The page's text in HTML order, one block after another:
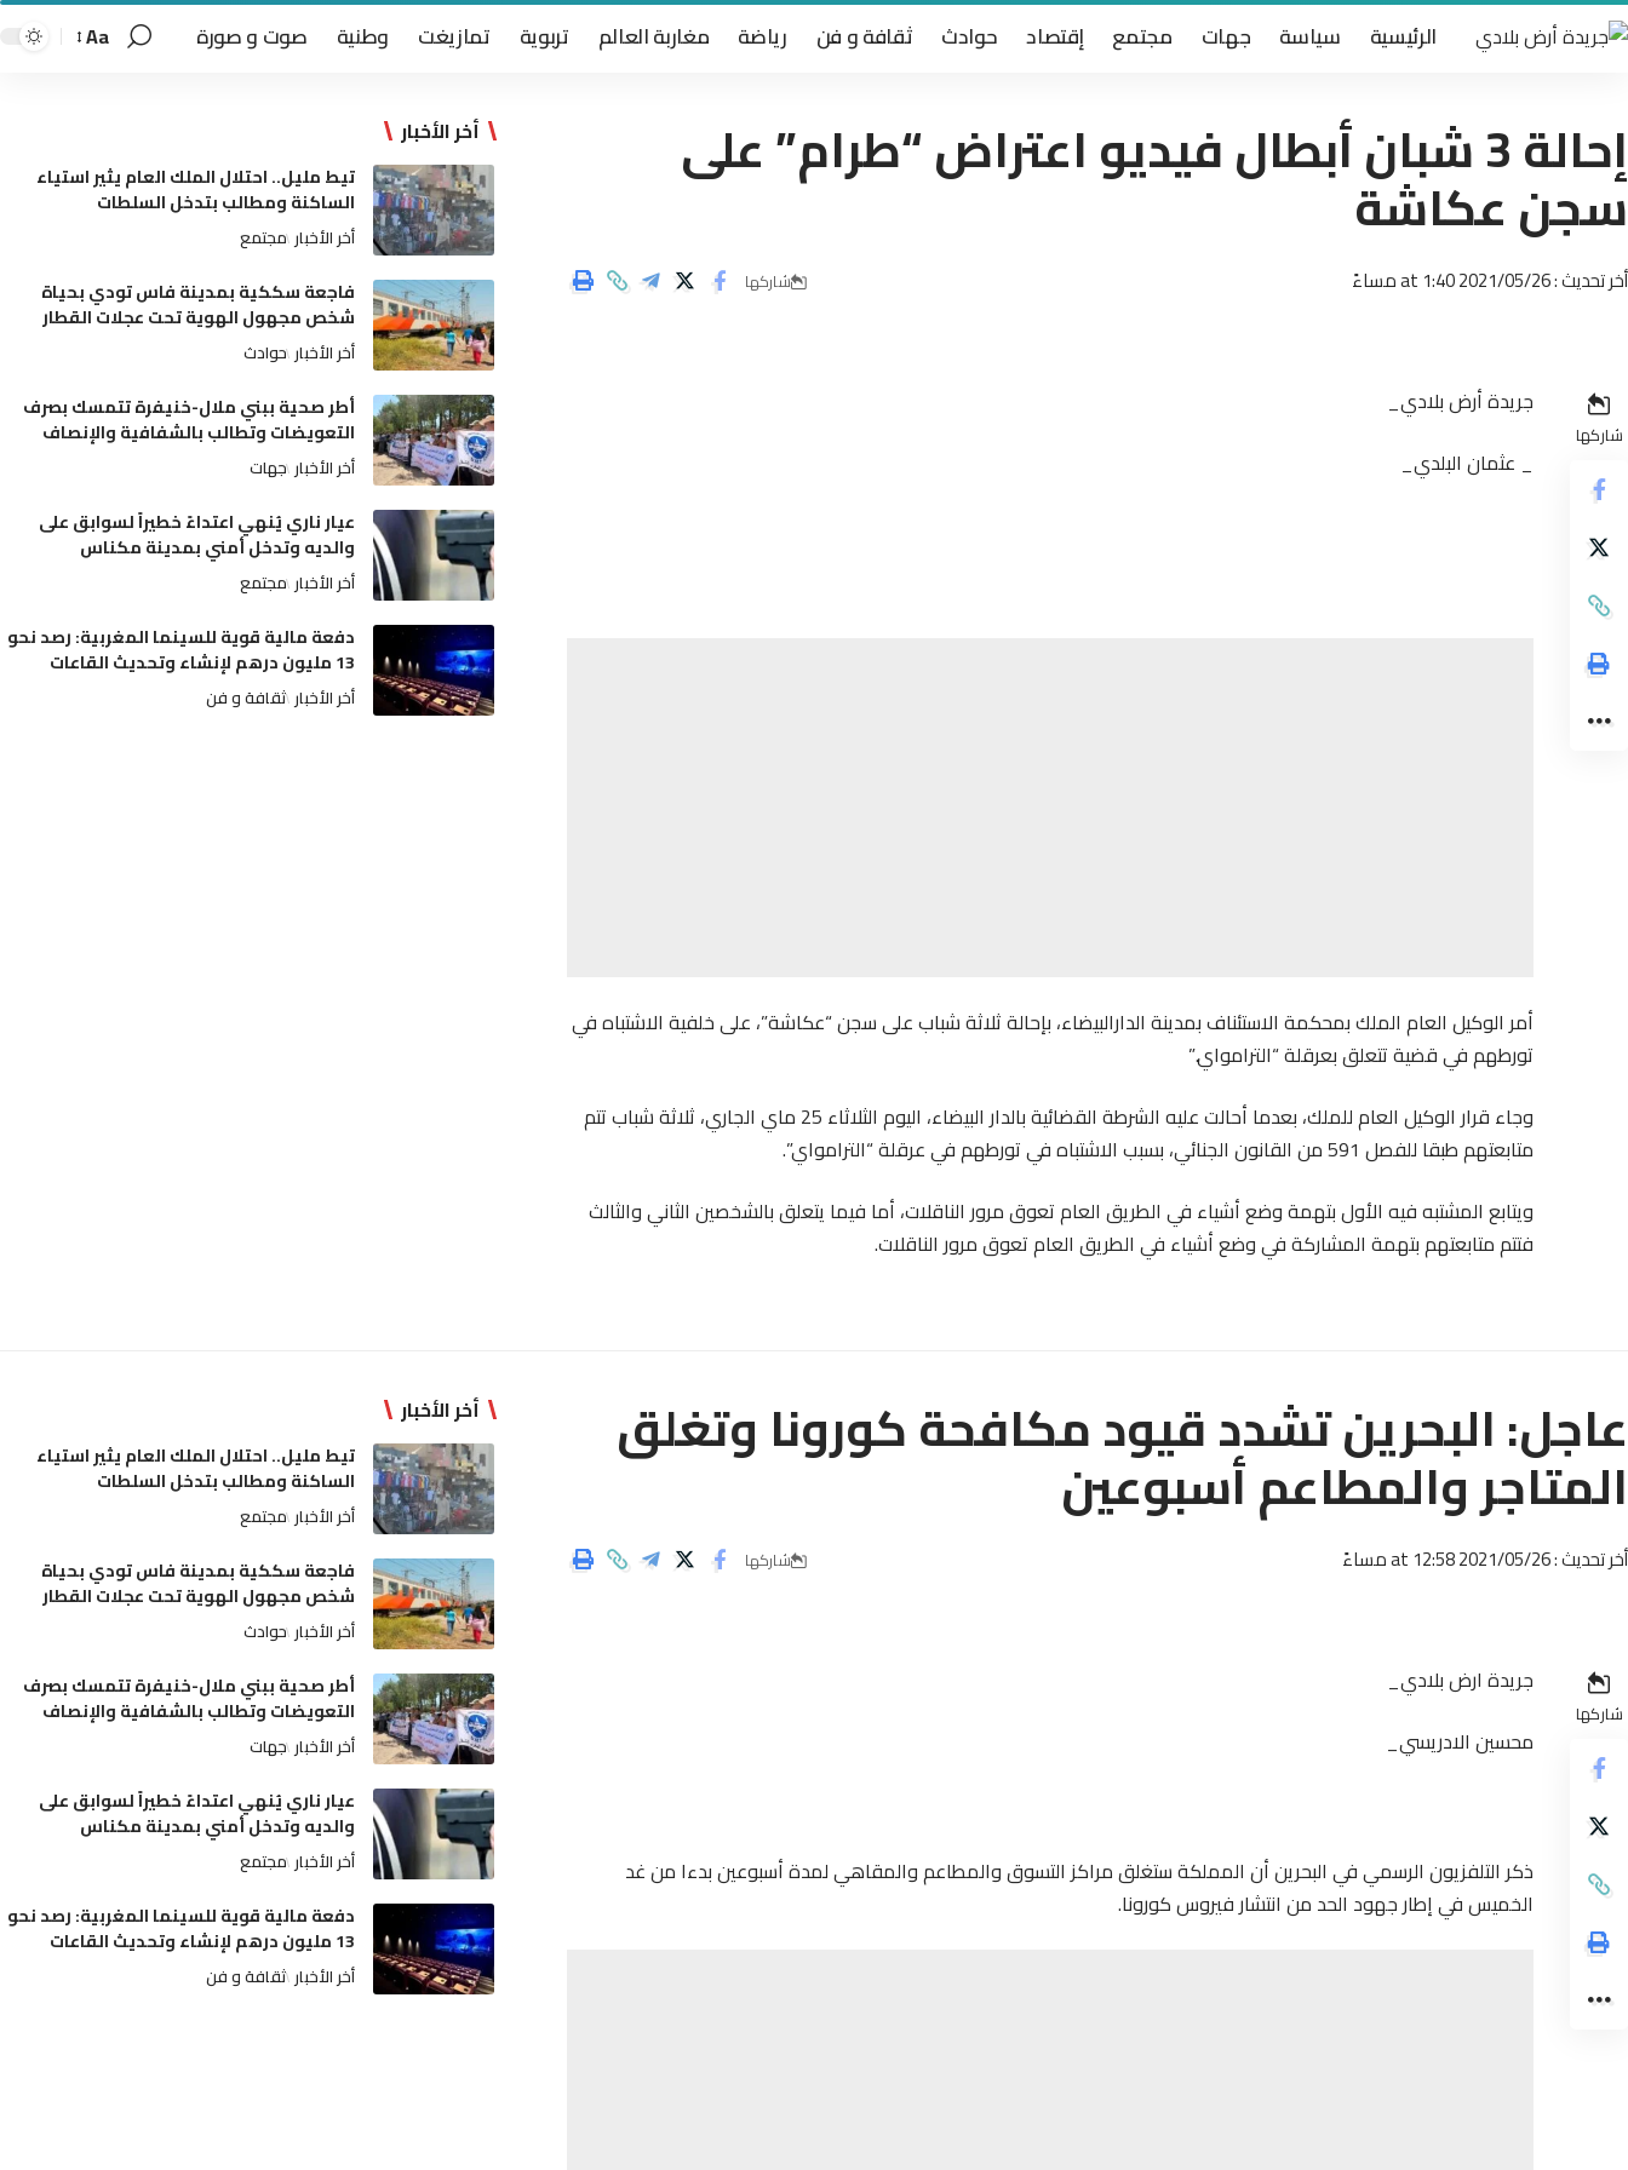
الرئيسية سياسة جهات مجتمع إقتصاد حوادث ثقافة و فن رياضة مغاربة العالم تربوية تمازيغت وطنية صوت و صورة Aa
إحالة 3 شبان أبطال فيديو اعتراض “طرام” على
سجن عكاشة
أخر تحديث : 2021/05/26 at 1:40 مساءً شاركها
شاركها
جريدة أرض بلادي_
_ عثمان البلدي_
أمر الوكيل العام الملك بمحكمة الاستئناف بمدينة الدارالبيضاء، بإحالة ثلاثة شباب على سجن “عكاشة”، على خلفية الاشتباه في
تورطهم في قضية تتعلق بعرقلة “الترامواي.”
وجاء قرار الوكيل العام للملك، بعدما أحالت عليه الشرطة القضائية بالدار البيضاء، اليوم الثلاثاء 25 ماي الجاري، ثلاثة شباب تتم
متابعتهم طبقا للفصل 591 من القانون الجنائي، بسبب الاشتباه في تورطهم في عرقلة “الترامواي”.
ويتابع المشتبه فيه الأول بتهمة وضع أشياء في الطريق العام تعوق مرور الناقلات، أما فيما يتعلق بالشخصين الثاني والثالث
فتتم متابعتهم بتهمة المشاركة في وضع أشياء في الطريق العام تعوق مرور الناقلات.
أخر الأخبار
تيط مليل.. احتلال الملك العام يثير استياء
الساكنة ومطالب بتدخل السلطات
أخر الأخبار مجتمع
فاجعة سككية بمدينة فاس تودي بحياة
شخص مجهول الهوية تحت عجلات القطار
أخر الأخبار حوادث
أطر صحية ببني ملال-خنيفرة تتمسك بصرف
التعويضات وتطالب بالشفافية والإنصاف
أخر الأخبار جهات
عيار ناري يُنهي اعتداءً خطيراً لسوابق على
والديه وتدخل أمني بمدينة مكناس
أخر الأخبار مجتمع
دفعة مالية قوية للسينما المغربية: رصد نحو
13 مليون درهم لإنشاء وتحديث القاعات
أخر الأخبار ثقافة و فن
عاجل: البحرين تشدد قيود مكافحة كورونا وتغلق
المتاجر والمطاعم أسبوعين
أخر تحديث : 2021/05/26 at 12:58 مساءً شاركها
شاركها
جريدة ارض بلادي_
محسين الادريسي_
ذكر التلفزيون الرسمي في البحرين أن المملكة ستغلق مراكز التسوق والمطاعم والمقاهي لمدة أسبوعين بدءا من غد
الخميس في إطار جهود الحد من انتشار فيروس كورونا.
أخر الأخبار
تيط مليل.. احتلال الملك العام يثير استياء
الساكنة ومطالب بتدخل السلطات
أخر الأخبار مجتمع
فاجعة سككية بمدينة فاس تودي بحياة
شخص مجهول الهوية تحت عجلات القطار
أخر الأخبار حوادث
أطر صحية ببني ملال-خنيفرة تتمسك بصرف
التعويضات وتطالب بالشفافية والإنصاف
أخر الأخبار جهات
عيار ناري يُنهي اعتداءً خطيراً لسوابق على
والديه وتدخل أمني بمدينة مكناس
أخر الأخبار مجتمع
دفعة مالية قوية للسينما المغربية: رصد نحو
13 مليون درهم لإنشاء وتحديث القاعات
أخر الأخبار ثقافة و فن